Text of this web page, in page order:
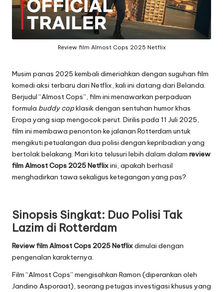
Review film Almost Cops 2025 Netflix
Musim panas 2025 kembali dimeriahkan dengan suguhan film
komedi aksi terbaru dari Netflix, kali ini datang dari Belanda.
Berjudul “Almost Cops”, film ini menawarkan perpaduan
formula buddy copklasik dengan sentuhan humor khas
Eropa yang siap mengocok perut. Dirilis pada 11 Juli 2025,
film ini membawa penonton ke jalanan Rotterdam untuk
mengikuti petualangan dua polisi dengan kepribadian yang
bertolak belakang. Mari kita telusuri lebih dalam dalam review
film Almost Cops 2025 Netflixini, apakah berhasil
menghadirkan tawa sekaligus ketegangan yang pas?
Sinopsis Singkat: Duo Polisi Tak
Lazim di Rotterdam
Review film Almost Cops 2025 Netflixdimulai dengan
pengenalan karakternya.
Film “Almost Cops” mengisahkan Ramon (diperankan oleh
Jandino Asporaat), seorang petugas investigasi khusus yang